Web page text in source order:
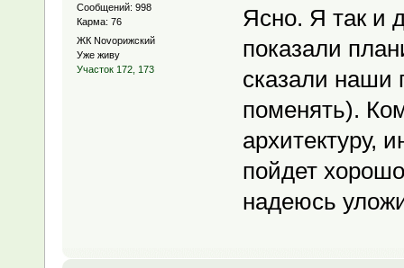
Сообщений: 998
Карма: 76
ЖК Novoрижский
Уже живу
Участок 172, 173
Ясно. Я так и
показали
сказали наши
поменять).
архитектуру,
пойдет
надеюсь